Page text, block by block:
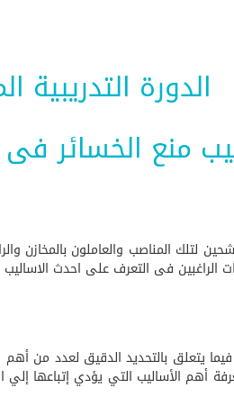
الدورة التدريبية
منع الخسائر
لتلك المناصب والعاملون
الراغبين فى التعرف على احدث
يتعلق بالتحديد الدقيق لعدد من
الأساليب التي يؤدي إتباعها إلي